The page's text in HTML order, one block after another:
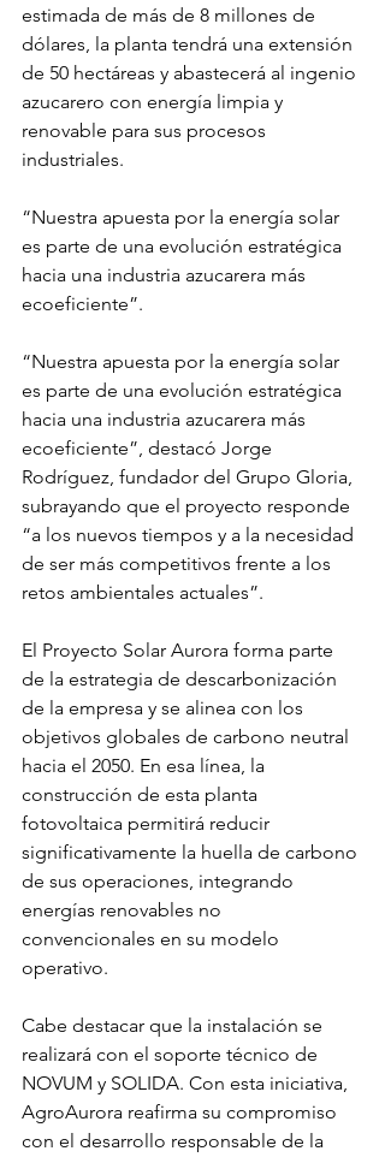
estimada de más de 8 millones de
dólares, la planta tendrá una extensión
de 50 hectáreas y abastecerá al ingenio
azucarero con energía limpia y
renovable para sus procesos
industriales.
“Nuestra apuesta por la energía solar
es parte de una evolución estratégica
hacia una industria azucarera más
ecoeficiente”.
“Nuestra apuesta por la energía solar
es parte de una evolución estratégica
hacia una industria azucarera más
ecoeficiente”, destacó Jorge
Rodríguez, fundador del Grupo Gloria,
subrayando que el proyecto responde
“a los nuevos tiempos y a la necesidad
de ser más competitivos frente a los
retos ambientales actuales”.
El Proyecto Solar Aurora forma parte
de la estrategia de descarbonización
de la empresa y se alinea con los
objetivos globales de carbono neutral
hacia el 2050. En esa línea, la
construcción de esta planta
fotovoltaica permitirá reducir
significativamente la huella de carbono
de sus operaciones, integrando
energías renovables no
convencionales en su modelo
operativo.
Cabe destacar que la instalación se
realizará con el soporte técnico de
NOVUM y SOLIDA. Con esta iniciativa,
AgroAurora reafirma su compromiso
con el desarrollo responsable de la